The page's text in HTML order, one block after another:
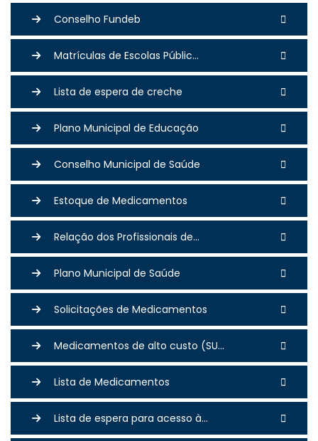
Conselho Fundeb
Matrículas de Escolas Públic...
Lista de espera de creche
Plano Municipal de Educação
Conselho Municipal de Saúde
Estoque de Medicamentos
Relação dos Profissionais de...
Plano Municipal de Saúde
Solicitações de Medicamentos
Medicamentos de alto custo (SU...
Lista de Medicamentos
Lista de espera para acesso à...